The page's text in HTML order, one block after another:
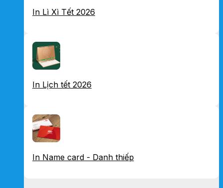
In Lì Xì Tết 2026
In Lịch tết 2026
In Name card - Danh thiếp